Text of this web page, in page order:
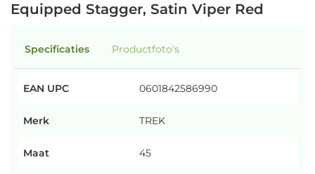
Equipped Stagger, Satin Viper Red
Specificaties Productfoto's
EAN UPC 0601842586990
Merk TREK
Maat 45